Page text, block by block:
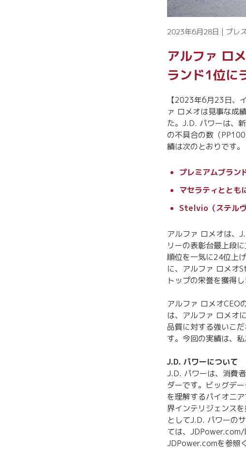
2023年6月28日 | プレ
アルファ ロ
ランド1位に
【2023年6月23日、
ァ ロメオは見事な成
た。J.D. パワーは、
の不具合の数（
績は次のとおりです。
プレミアムブラン
マセラティととも
Stelvio（ステル
アルファ ロメオは、
リーの表彰台最上段
順位を一気に24位上
に、アルファ ロメオ
トップの栄誉を獲得し
アルファ ロメオCEO
は、アルファ ロメオ
品質に対する強いこ
す。今回の実績は、
J.D. パワーについて
J.D. パワーは、消費
ダーです。ビッグデ
を理解するパイオニ
界インテリジェンス
としてJ.D. パワーの
ては、
JDPower.comを参照